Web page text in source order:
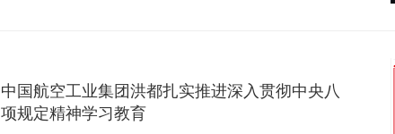
中国航空工业集团洪都扎实推进深入贯彻中央八
项规定精神学习教育